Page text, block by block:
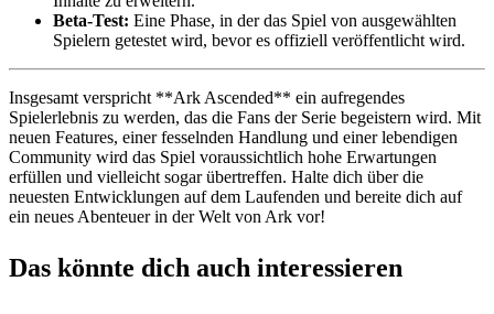
Beta-Test: Eine Phase, in der das Spiel von ausgewählten
Spielern getestet wird, bevor es offiziell veröffentlicht wird.
Insgesamt verspricht **Ark Ascended** ein aufregendes
Spielerlebnis zu werden, das die Fans der Serie begeistern wird. Mit
neuen Features, einer fesselnden Handlung und einer lebendigen
Community wird das Spiel voraussichtlich hohe Erwartungen
erfüllen und vielleicht sogar übertreffen. Halte dich über die
neuesten Entwicklungen auf dem Laufenden und bereite dich auf
ein neues Abenteuer in der Welt von Ark vor!
Das könnte dich auch interessieren